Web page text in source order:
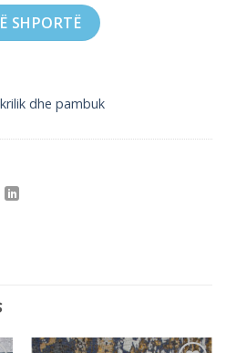
SHPORTË
dhe pambuk